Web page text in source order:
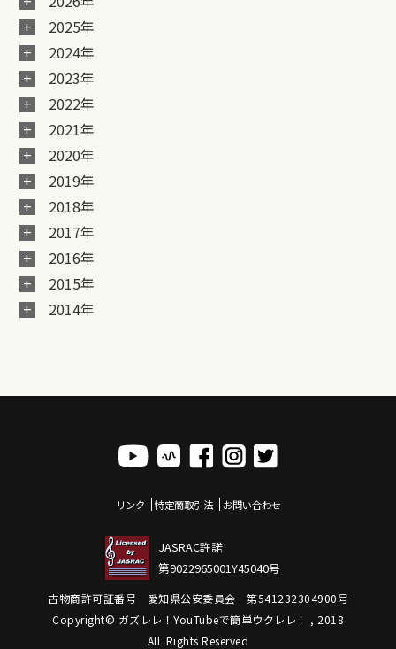
2025年
2024年
2023年
2022年
2021年
2020年
2019年
2018年
2017年
2016年
2015年
2014年
リンク 特定商取引法 お問い合わせ
JASRAC許諾
第9022965001Y45040号
古物商許可証番号 愛知県公安委員会 第541232304900号
Copyright© ガズレレ！YouTubeで簡単ウクレレ！ , 2018
All Rights Reserved